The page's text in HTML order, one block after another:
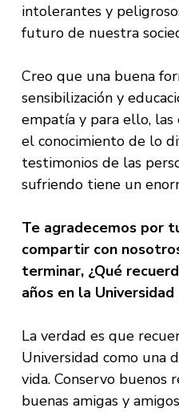
intolerantes y
futuro de nuestra
Creo que una buena
sensibilización y
empatía y para ello, las
el conocimiento de lo
testimonios de las
sufriendo tiene un
Te agradecemos por
compartir con
terminar, ¿Qué
años en la
La verdad es que
Universidad como una
vida. Conservo buenos
buenas amigas y